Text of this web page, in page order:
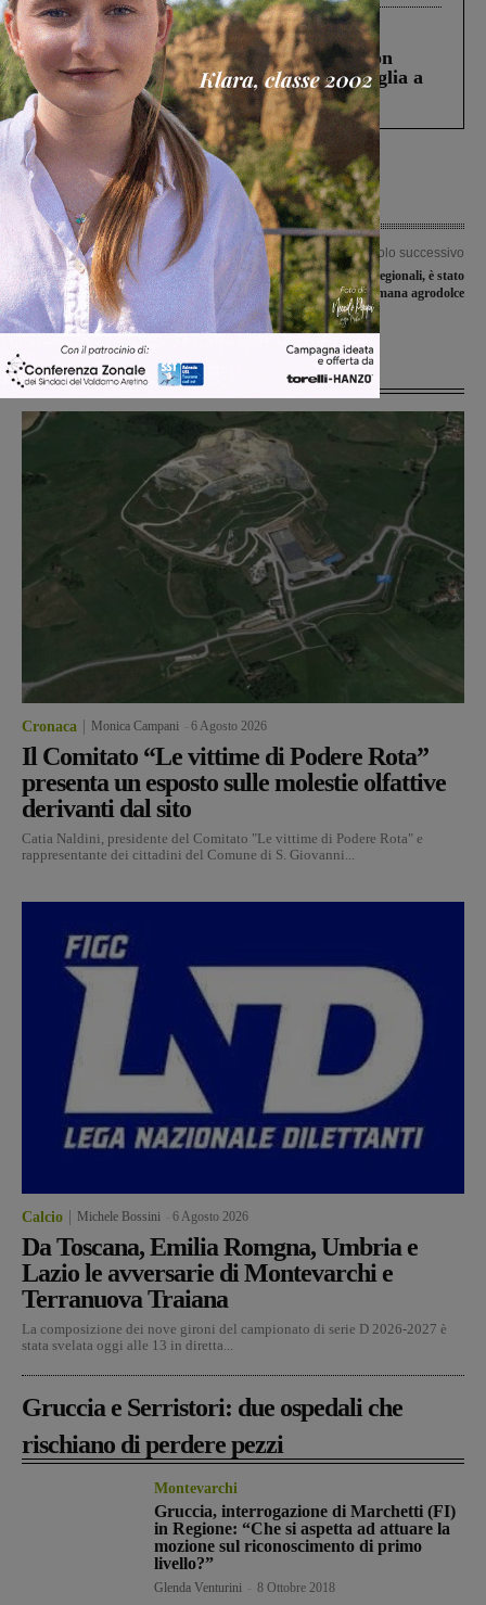
Cronaca 3 Agosto 2026
Scomparso da una struttura di Castiglion
Fiorentino l’uomo che aveva ucciso la figlia a
Levane nel 2020
Articolo precedente
Ultimi due giorni per il bando di
gestione della Banca Temporanea del
Lavoro
Articolo successivo
Giovanissimi e allievi regionali, è stato
un fine settimana agrodolce
Ultime Notizie
Cronaca Monica Campani 6 Agosto 2026
Il Comitato “Le vittime di Podere Rota”
presenta un esposto sulle molestie olfattive
derivanti dal sito
Catia Naldini, presidente del Comitato "Le vittime di Podere Rota" e
rappresentante dei cittadini del Comune di S. Giovanni...
Calcio Michele Bossini 6 Agosto 2026
Da Toscana, Emilia Romgna, Umbria e
Lazio le avversarie di Montevarchi e
Terranuova Traiana
La composizione dei nove gironi del campionato di serie D 2026-2027 è
stata svelata oggi alle 13 in diretta...
Gruccia e Serristori: due ospedali che
rischiano di perdere pezzi
Montevarchi
Gruccia, interrogazione di Marchetti (FI)
in Regione: “Che si aspetta ad attuare la
mozione sul riconoscimento di primo
livello?”
Glenda Venturini 8 Ottobre 2018